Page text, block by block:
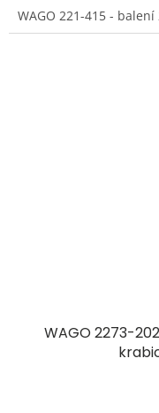
WAGO 221-415 - balení
WAGO 2273-